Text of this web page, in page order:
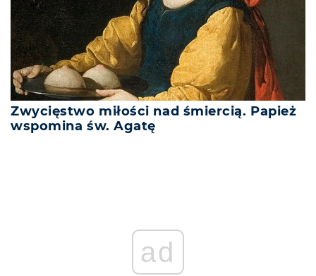
Zwycięstwo miłości nad śmiercią. Papież
wspomina św. Agatę
ad